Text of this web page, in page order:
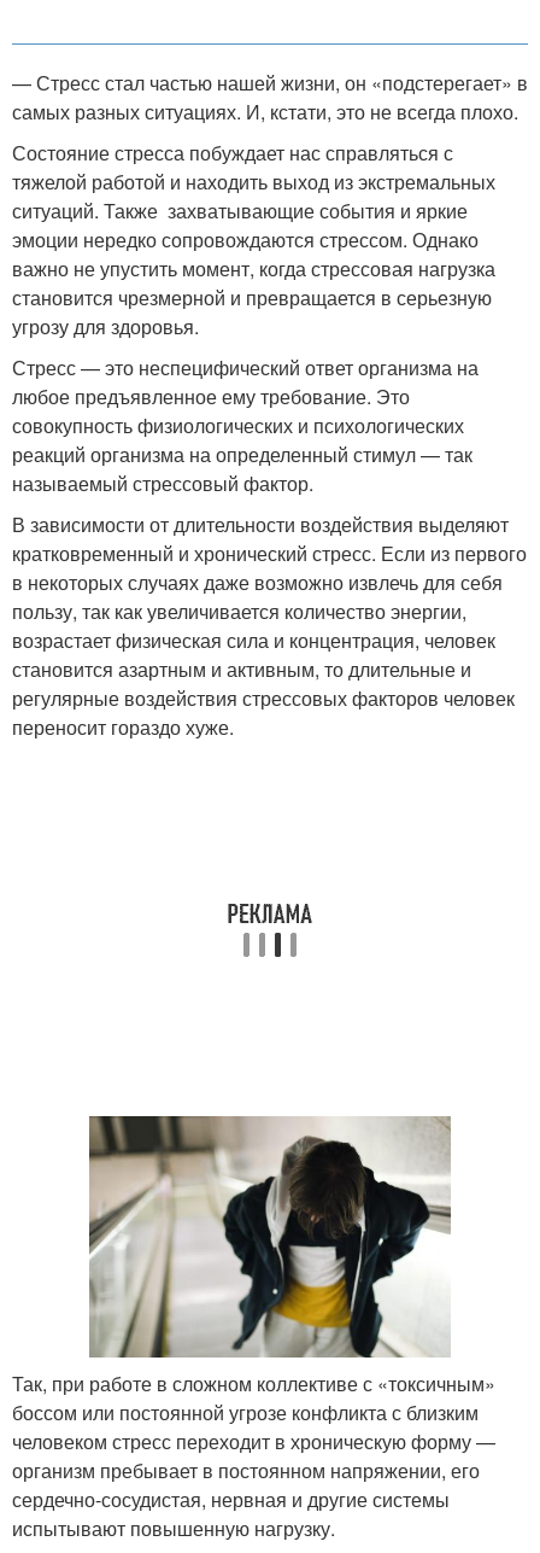
— Стресс стал частью нашей жизни, он «подстерегает» в
самых разных ситуациях. И, кстати, это не всегда плохо.
Состояние стресса побуждает нас справляться с
тяжелой работой и находить выход из экстремальных
ситуаций. Также захватывающие события и яркие
эмоции нередко сопровождаются стрессом. Однако
важно не упустить момент, когда стрессовая нагрузка
становится чрезмерной и превращается в серьезную
угрозу для здоровья.
Стресс — это неспецифический ответ организма на
любое предъявленное ему требование. Это
совокупность физиологических и психологических
реакций организма на определенный стимул — так
называемый стрессовый фактор.
В зависимости от длительности воздействия выделяют
кратковременный и хронический стресс. Если из первого
в некоторых случаях даже возможно извлечь для себя
пользу, так как увеличивается количество энергии,
возрастает физическая сила и концентрация, человек
становится азартным и активным, то длительные и
регулярные воздействия стрессовых факторов человек
переносит гораздо хуже.
Так, при работе в сложном коллективе с «токсичным»
боссом или постоянной угрозе конфликта с близким
человеком стресс переходит в хроническую форму —
организм пребывает в постоянном напряжении, его
сердечно-сосудистая, нервная и другие системы
испытывают повышенную нагрузку.